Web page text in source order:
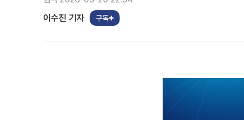
이수진 기자 구독